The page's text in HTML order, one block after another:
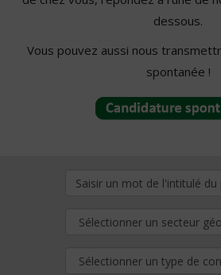
dessous.
Vous pouvez aussi nous
spontanée !